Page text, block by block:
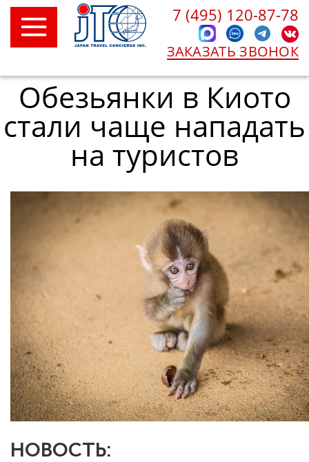
7 (495) 120-87-78
ЗАКАЗАТЬ ЗВОНОК
Обезьянки в Киото
стали чаще нападать
на туристов
НОВОСТЬ: